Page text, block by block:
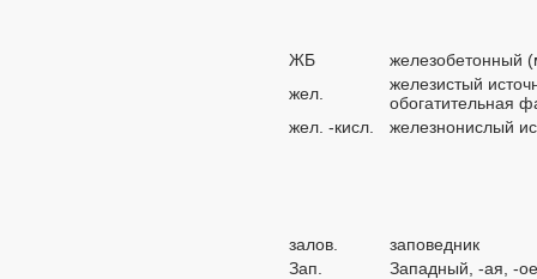
ЖБ
железобетонный
жел.
железистый
обогатительная
жел. -кисл.
железнонислый
залов.
заповедник
Зап.
Западный, -ая, -